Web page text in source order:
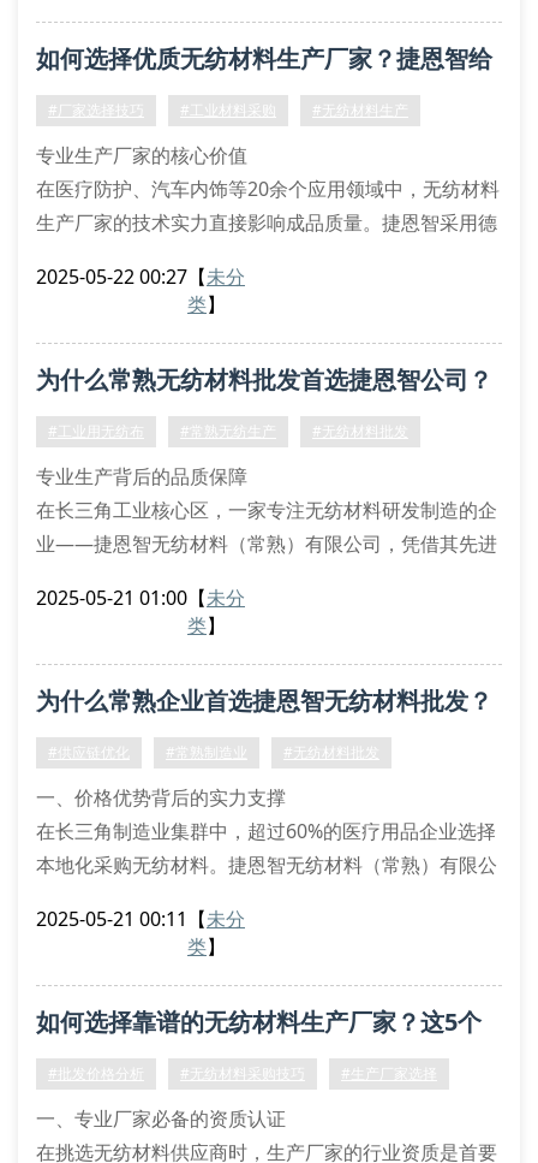
场价格变动会直接影响无纺布生产成本。以2023年数据
为例，华东地区聚丙烯纤维价格季度波动幅度可达
如何选择优质无纺材料生产厂家？捷恩智给
出专业答案
#厂家选择技巧 #工业材料采购 #无纺材料生产
专业生产厂家的核心价值
在医疗防护、汽车内饰等20余个应用领域中，无纺材料
生产厂家的技术实力直接影响成品质量。捷恩智采用德
达到±1.5%行业领先标准。通过iso9001质量体系认证
辨别优质厂家的五大要素
1. 生产设备先进性：捷恩智配备全自动分切机组，幅宽
2025-05-22 00:27 【未分
类】
为什么常熟无纺材料批发首选捷恩智公司？
#工业用无纺布 #常熟无纺生产 #无纺材料批发
专业生产背后的品质保障
在长三角工业核心区，一家专注无纺材料研发制造的企
业——捷恩智无纺材料（常熟）有限公司，凭借其先进
业用无纺布供应商的标杆。从医用防护服基材到汽车隔
四大核心批发优势解析
针对采购商最关心的成本控制问题，捷恩智通过原料直
2025-05-21 01:00 【未分
类】
为什么常熟企业首选捷恩智无纺材料批发？
#供应链优化 #常熟制造业 #无纺材料批发
一、价格优势背后的实力支撑
在长三角制造业集群中，超过60%的医疗用品企业选择
本地化采购无纺材料。捷恩智无纺材料（常熟）有限公
全流程管控，这种集约化生产模式使无纺材料批发价格
单确认到物流发运的全流程操作。这种高效运作不仅体
现在常规无纺材料生产环节，更延伸至特殊规格定制服
2025-05-21 00:11 【未分
类】
如何选择靠谱的无纺材料生产厂家？这5个
标准必须掌握！
#批发价格分析 #无纺材料采购技巧 #生产厂家选择
一、专业厂家必备的资质认证
在挑选无纺材料供应商时，生产厂家的行业资质是首要